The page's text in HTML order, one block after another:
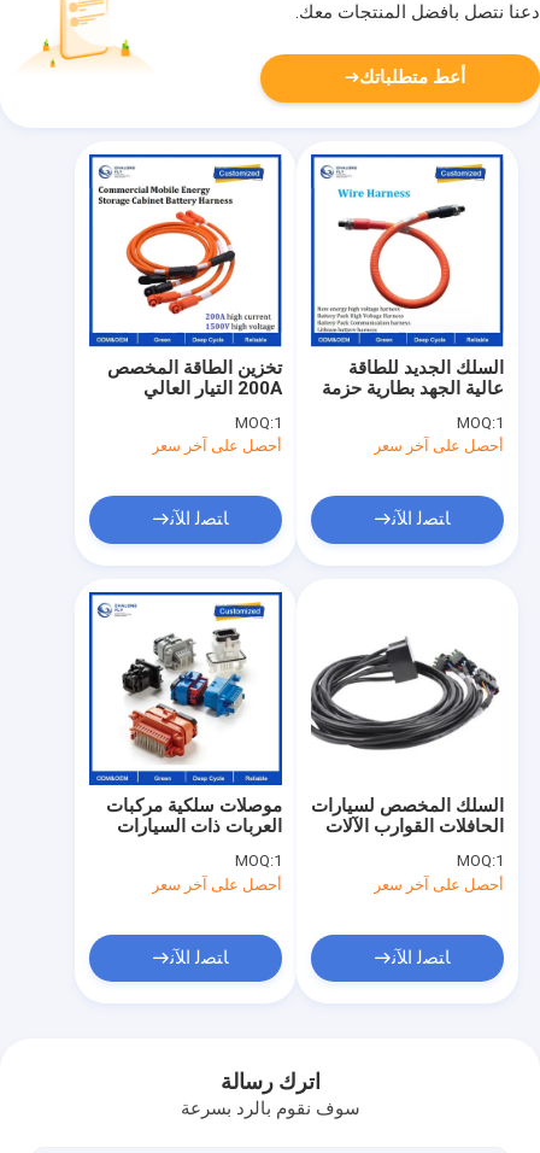
دعنا نتصل بأفضل المنتجات معك.
أعط متطلباتك
تخزين الطاقة المخصص
200A التيار العالي
التجاري خزانة تخزين
الطاقة المحمولة السلك
MOQ:1
أحصل على آخر سعر
ﺎﺘﺼﻟ ﺍﻶﻧ
السلك الجديد للطاقة
عالية الجهد بطارية حزمة
البطارية حزمة الاتصالات
سلك بطارية الليثيوم
MOQ:1
أحصل على آخر سعر
ﺎﺘﺼﻟ ﺍﻶﻧ
موصلات سلكية مركبات
العربات ذات السيارات
السيارات ذات السيارات
ذات السيارات ذات
MOQ:1
أحصل على آخر سعر
ﺎﺘﺼﻟ ﺍﻶﻧ
السلك المخصص لسيارات
الحافلات القوارب الآلات
OEM ODM
MOQ:1
أحصل على آخر سعر
ﺎﺘﺼﻟ ﺍﻶﻧ
اترك رسالة
سوف نقوم بالرد بسرعة